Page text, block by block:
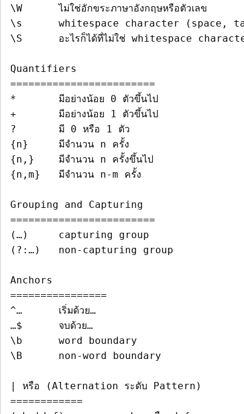
\W	ไม่ใช่อักขระภาษาอังกฤษหรือตัวเลข
\s	whitespace character (space, tab, newline)
\S	อะไรก็ได้ที่ไม่ใช่ whitespace character
========================
*
+
?	มี 0 หรือ 1 ตัว
{n}	มีจำนวน n ครั้ง
{n,}	มีจำนวน n ครั้งขึ้นไป
{n,m}	มีจำนวน n-m ครั้ง
========================
(…)	capturing group
(?:…)	non-capturing group
================
^…	เริ่มด้วย…
…$	จบด้วย…
\b	word boundary
\B	non-word boundary
============